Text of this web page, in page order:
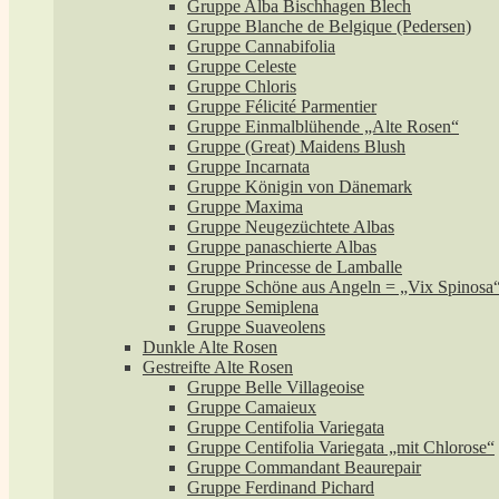
Gruppe Alba Bischhagen Blech
Gruppe Blanche de Belgique (Pedersen)
Gruppe Cannabifolia
Gruppe Celeste
Gruppe Chloris
Gruppe Félicité Parmentier
Gruppe Einmalblühende „Alte Rosen“
Gruppe (Great) Maidens Blush
Gruppe Incarnata
Gruppe Königin von Dänemark
Gruppe Maxima
Gruppe Neugezüchtete Albas
Gruppe panaschierte Albas
Gruppe Princesse de Lamballe
Gruppe Schöne aus Angeln = „Vix
Gruppe Semiplena
Gruppe Suaveolens
Dunkle Alte Rosen
Gestreifte Alte Rosen
Gruppe Belle Villageoise
Gruppe Camaieux
Gruppe Centifolia Variegata
Gruppe Centifolia Variegata „mit Chlorose“
Gruppe Commandant Beaurepair
Gruppe Ferdinand Pichard